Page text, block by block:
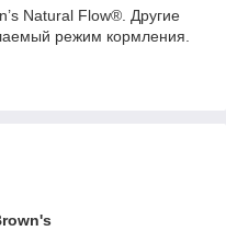
Natural Flow®. Другие
режим кормления.